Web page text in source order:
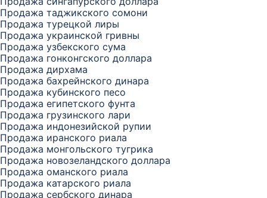
Продажа таджикского сомони
Продажа турецкой лиры
Продажа украинской гривны
Продажа узбекского сума
Продажа гонконгского доллара
Продажа дирхама
Продажа бахрейнского динара
Продажа кубинского песо
Продажа египетского фунта
Продажа грузинского лари
Продажа индонезийской рупии
Продажа иранского риала
Продажа монгольского тугрика
Продажа новозеландского доллара
Продажа оманского риала
Продажа катарского риала
Продажа сербского динара